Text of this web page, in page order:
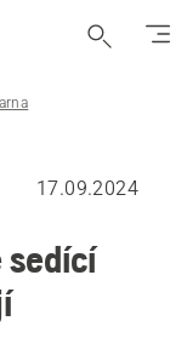
17.09.2024
sedící